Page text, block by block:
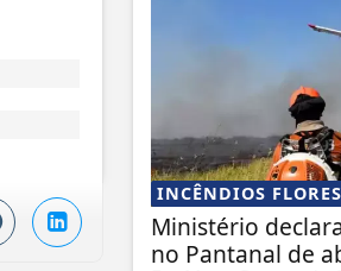
INCÊNDIOS
Ministério
no Pantanal de